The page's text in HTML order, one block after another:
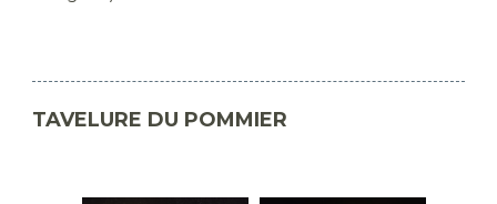
TAVELURE DU POMMIER